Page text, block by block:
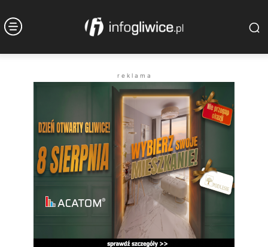
r e k l a m a